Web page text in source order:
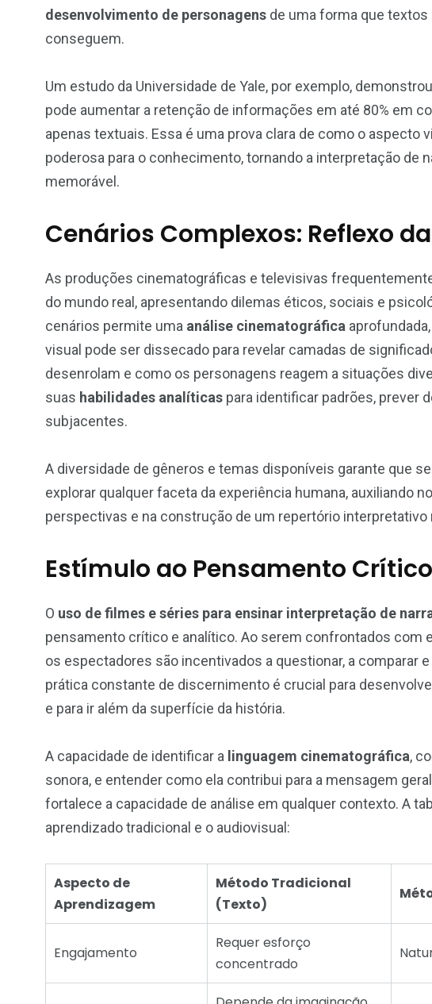
desenvolvimento de personagens de uma forma que
conseguem.
Um estudo da Universidade de Yale, por exemplo,
pode aumentar a retenção de informações em até 80% em
apenas textuais. Essa é uma prova clara de como o aspecto
poderosa para o conhecimento, tornando a interpretação de
memorável.
Cenários Complexos: Reflexo
As produções cinematográficas e televisivas
do mundo real, apresentando dilemas éticos, sociais e
cenários permite uma análise cinematográfica
visual pode ser dissecado para revelar camadas de
desenrolam e como os personagens reagem a situações
suas habilidades analíticas para identificar padrões, prever
subjacentes.
A diversidade de gêneros e temas disponíveis garante que
explorar qualquer faceta da experiência humana, auxiliando
perspectivas e na construção de um repertório interpretativo
Estímulo ao Pensamento
O uso de filmes e séries para ensinar interpretação de
pensamento crítico e analítico. Ao serem confrontados com
os espectadores são incentivados a questionar, a comparar
prática constante de discernimento é crucial para
e para ir além da superfície da história.
A capacidade de identificar a linguagem cinematográfica,
sonora, e entender como ela contribui para a mensagem
fortalece a capacidade de análise em qualquer contexto. A
aprendizado tradicional e o audiovisual:
Aspecto de
Aprendizagem
Método Tradicional
(Texto)
Engajamento
Requer esforço
concentrado